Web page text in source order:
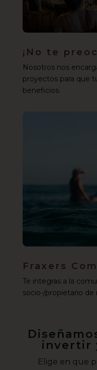
¡No te
Nosotros nos
proyectos para que
beneficios.
Fraxers
Te integras a la
socio-/propietario
invertir
Elige en que